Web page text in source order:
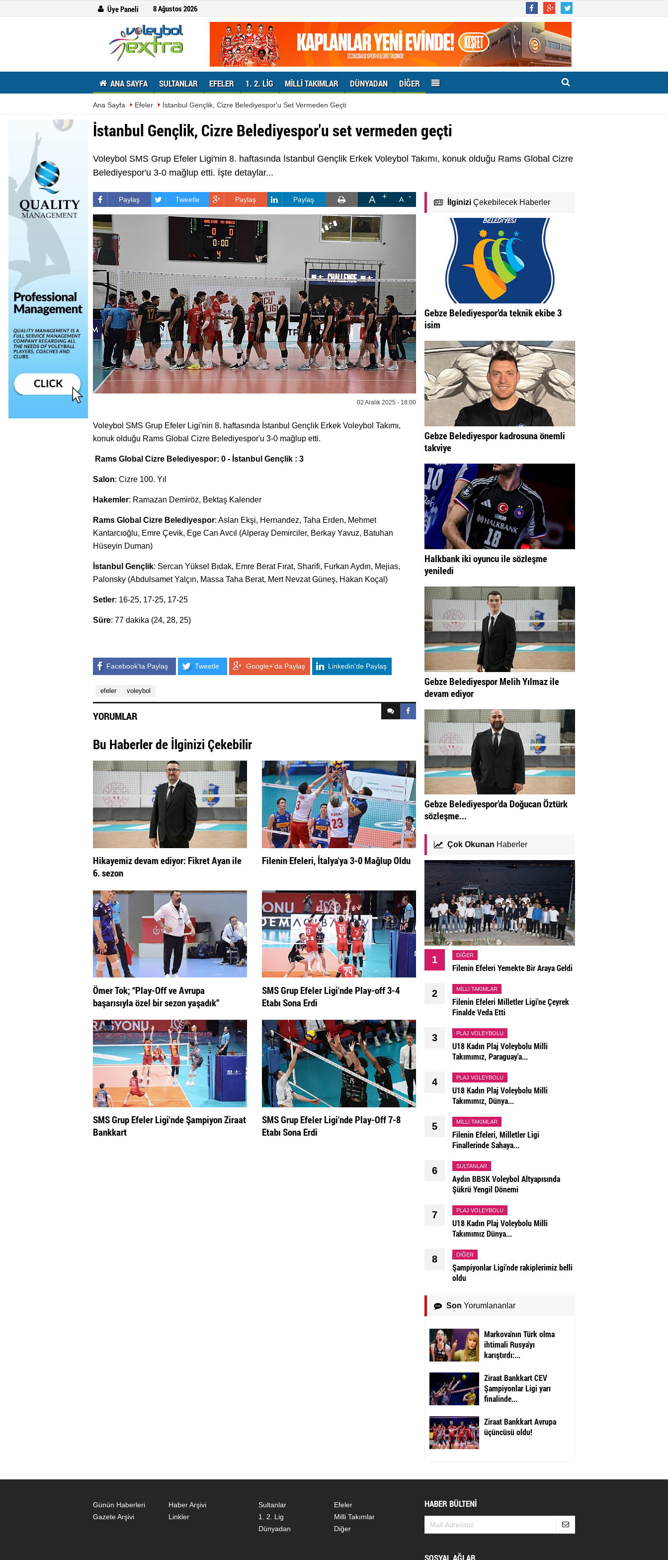
Üye Paneli 8 Ağustos 2026
ANA SAYFA SULTANLAR EFELER 1. 2. LIG MILLI TAKIMLAR DÜNYADAN DIĞER
Ana Sayfa Efeler İstanbul Gençlik, Cizre Belediyespor'u Set Vermeden Geçti
İstanbul Gençlik, Cizre Belediyespor'u set vermeden geçti
Voleybol SMS Grup Efeler Ligi'nin 8. haftasında İstanbul Gençlik Erkek Voleybol Takımı, konuk olduğu Rams Global Cizre
Belediyespor'u 3-0 mağlup etti. İşte detaylar...
Paylaş Tweetle Paylaş Paylaş A A
02 Aralık 2025 - 18:00
Voleybol SMS Grup Efeler Ligi'nin 8. haftasında İstanbul Gençlik Erkek Voleybol Takımı,
konuk olduğu Rams Global Cizre Belediyespor'u 3-0 mağlup etti.
Rams Global Cizre Belediyespor: 0 - İstanbul Gençlik : 3
Salon: Cizre 100. Yıl
Hakemler: Ramazan Demiröz, Bektaş Kalender
Rams Global Cizre Belediyespor: Aslan Ekşi, Hernandez, Taha Erden, Mehmet
Kantarcıoğlu, Emre Çevik, Ege Can Avcıl (Alperay Demirciler, Berkay Yavuz, Batuhan
Hüseyin Duman)
İstanbul Gençlik: Sercan Yüksel Bıdak, Emre Berat Fırat, Sharifi, Furkan Aydın, Mejias,
Palonsky (Abdulsamet Yalçın, Massa Taha Berat, Mert Nevzat Güneş, Hakan Koçal)
Setler: 16-25, 17-25, 17-25
Süre: 77 dakika (24, 28, 25)
Facebook'ta Paylaş Tweetle Google+'da Paylaş Linkedin'de Paylaş
efeler voleybol
YORUMLAR
Bu Haberler de İlginizi Çekebilir
Hikayemiz devam ediyor: Fikret Ayan ile
6. sezon
Filenin Efeleri, İtalya'ya 3-0 Mağlup Oldu
Ömer Tok; “Play-Off ve Avrupa
başarısıyla özel bir sezon yaşadık”
SMS Grup Efeler Ligi'nde Play-off 3-4
Etabı Sona Erdi
SMS Grup Efeler Ligi'nde Şampiyon Ziraat
Bankkart
SMS Grup Efeler Ligi'nde Play-Off 7-8
Etabı Sona Erdi
İlginiziÇekebilecek Haberler
Gebze Belediyespor’da teknik ekibe 3
isim
Gebze Belediyespor kadrosuna önemli
takviye
Halkbank iki oyuncu ile sözleşme
yeniledi
Gebze Belediyespor Melih Yılmaz ile
devam ediyor
Gebze Belediyespor’da Doğucan Öztürk
sözleşme...
Çok Okunan Haberler
1 DIĞER
Filenin Efeleri Yemekte Bir Araya Geldi
2 MILLI TAKIMLAR
Filenin Efeleri Milletler Ligi'ne Çeyrek
Finalde Veda Etti
3 PLAJ VOLEYBOLU
U18 Kadın Plaj Voleybolu Milli
Takımımız, Paraguay'a...
4 PLAJ VOLEYBOLU
U18 Kadın Plaj Voleybolu Milli
Takımımız, Dünya...
5 MILLI TAKIMLAR
Filenin Efeleri, Milletler Ligi
Finallerinde Sahaya...
6 SULTANLAR
Aydın BBSK Voleybol Altyapısında
Şükrü Yengil Dönemi
7 PLAJ VOLEYBOLU
U18 Kadın Plaj Voleybolu Milli
Takımımız Dünya...
8 DIĞER
Şampiyonlar Ligi'nde rakiplerimiz belli
oldu
Son Yorumlananlar
Markova'nın Türk olma
ihtimali Rusya'yı
karıştırdı:...
Ziraat Bankkart CEV
Şampiyonlar Ligi yarı
finalinde...
Ziraat Bankkart Avrupa
üçüncüsü oldu!
Günün Haberleri
Haber Arşivi
Gazete Arşivi
Linkler
Sultanlar
Efeler
1. 2. Lig
Milli Takımlar
Dünyadan
Diğer
HABER BÜLTENİ